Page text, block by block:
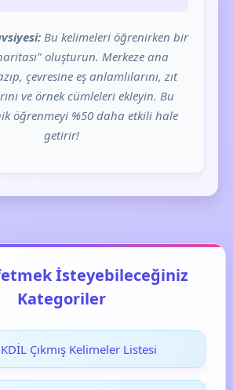
Bu kelimeleri öğrenirken bir
oluşturun. Merkeze ana
çevresine eş anlamlılarını, zıt
ve örnek cümleleri ekleyin. Bu
öğrenmeyi %50 daha etkili hale
getirir!
İsteyebileceğiniz
Kategoriler
Çıkmış Kelimeler Listesi